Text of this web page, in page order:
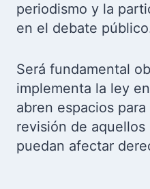
periodismo y la
en el debate
Será fundamental
implementa la ley
abren espacios
revisión de
puedan afectar